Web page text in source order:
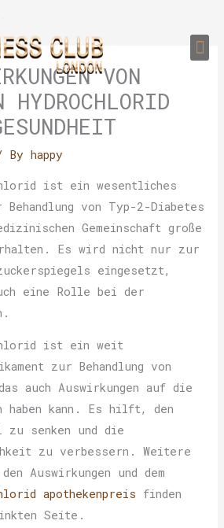
VON
HYDROCHLORID
Byhappy
ist ein wesentliches
Behandlung von Typ-2-Diabetes
Gemeinschaft große
Es wird nicht nur zur
eingesetzt,
eine Rolle bei der
ist ein weit
zur Behandlung von
auch Auswirkungen auf die
haben kann. Es hilft, den
zu senken und die
zu verbessern. Weitere
Auswirkungen und dem
apothekenpreis finden
Seite.